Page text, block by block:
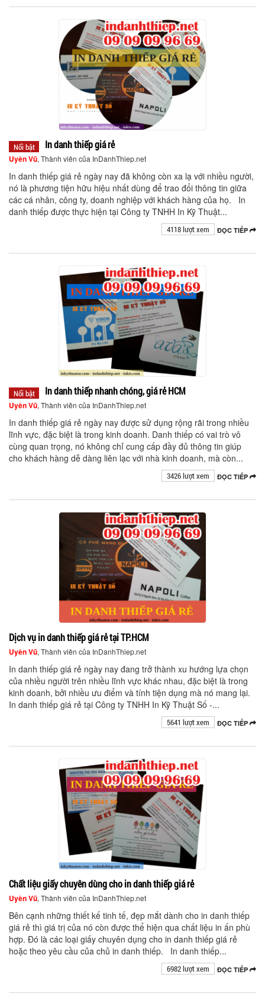
Nổi bật In danh thiếp giá rẻ
Uyên Vũ, Thành viên của InDanhThiep.net
In danh thiếp giá rẻ ngày nay đã không còn xa lạ với nhiều người,
nó là phương tiện hữu hiệu nhất dùng để trao đổi thông tin giữa
các cá nhân, công ty, doanh nghiệp với khách hàng của họ. In
danh thiếp được thực hiện tại Công ty TNHH In Kỹ Thuật...
ĐỌC TIẾP
4118 lượt xem
Nổi bật In danh thiếp nhanh chóng, giá rẻ HCM
Uyên Vũ, Thành viên của InDanhThiep.net
In danh thiếp giá rẻ ngày nay được sử dụng rộng rãi trong nhiều
lĩnh vực, đặc biệt là trong kinh doanh. Danh thiếp có vai trò vô
cùng quan trọng, nó không chỉ cung cấp đầy đủ thông tin giúp
cho khách hàng dễ dàng liên lạc với nhà kinh doanh, mà còn...
ĐỌC TIẾP
3426 lượt xem
Dịch vụ in danh thiếp giá rẻ tại TP.HCM
Uyên Vũ, Thành viên của InDanhThiep.net
In danh thiếp giá rẻ ngày nay đang trở thành xu hướng lựa chọn
của nhiều người trên nhiều lĩnh vực khác nhau, đặc biệt là trong
kinh doanh, bởi nhiều ưu điểm và tính tiện dụng mà nó mang lại.
In danh thiếp giá rẻ tại Công ty TNHH In Kỹ Thuật Số -...
ĐỌC TIẾP
5641 lượt xem
Chất liệu giấy chuyên dùng cho in danh thiếp giá rẻ
Uyên Vũ, Thành viên của InDanhThiep.net
Bên cạnh những thiết kế tinh tế, đẹp mắt dành cho in danh thiếp
giá rẻ thì giá trị của nó còn được thể hiện qua chất liệu in ấn phù
hợp. Đó là các loại giấy chuyên dụng cho in danh thiếp giá rẻ
hoặc theo yêu cầu của chủ in danh thiếp. In danh thiếp...
ĐỌC TIẾP
6982 lượt xem